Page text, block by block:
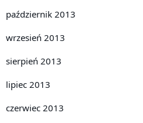
październik 2013
wrzesień 2013
sierpień 2013
lipiec 2013
czerwiec 2013